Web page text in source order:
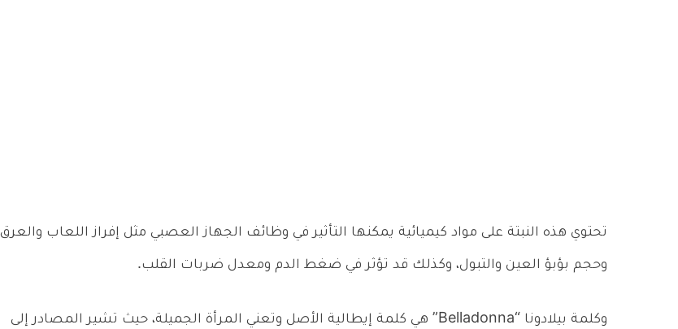
تحتوي هذه النبتة على مواد كيميائية يمكنها التأثير في وظائف الجهاز العصبي مثل إفراز اللعاب والعرق
وحجم بؤبؤ العين والتبول، وكذلك قد تؤثر في ضغط الدم ومعدل ضربات القلب.
وكلمة بيلادونا “Belladonna” هي كلمة إيطالية الأصل وتعني المرأة الجميلة، حيث تشير المصادر إلى